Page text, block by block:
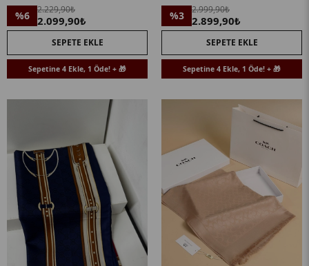
%6 2.229,90₺
2.099,90₺
SEPETE EKLE
Sepetine 4 Ekle, 1 Öde! + 🎁
%3 2.999,90₺
2.899,90₺
SEPETE EKLE
Sepetine 4 Ekle, 1 Öde! + 🎁